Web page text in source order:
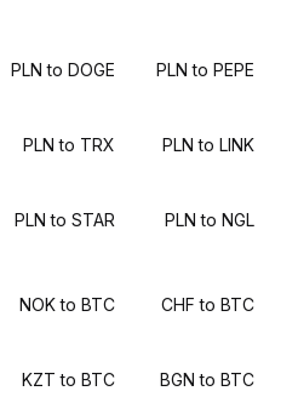
PLN to PEPE
PLN to DOGE
PLN to LINK
PLN to TRX
PLN to NGL
PLN to STAR
CHF to BTC
NOK to BTC
BGN to BTC
KZT to BTC